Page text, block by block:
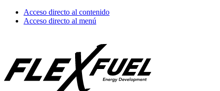
Acceso directo al contenido
Acceso directo al menú